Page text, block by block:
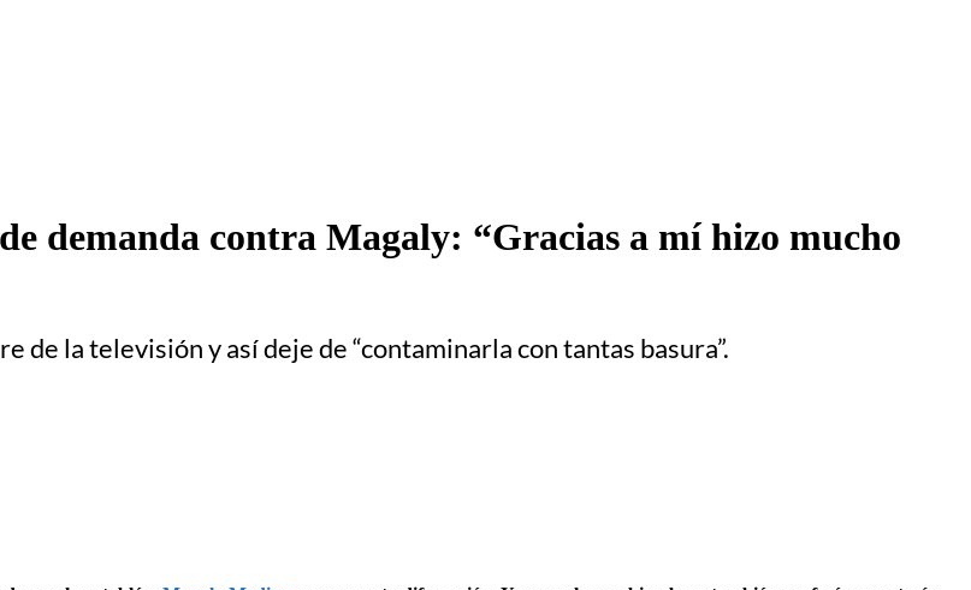
demanda contra Magaly: “Gracias a mí hizo mucho
de la televisión y así deje de “contaminarla con tantas basura”.